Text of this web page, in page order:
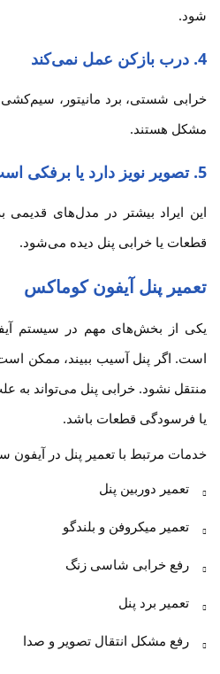
شود.
4. درب بازکن عمل نمی‌کند
خرابی شستی، برد مانیتور، سیم‌کشی
مشکل هستند.
5. تصویر نویز دارد یا برفکی است
این ایراد بیشتر در مدل‌های قدیمی
قطعات یا خرابی پنل دیده می‌شود.
تعمیر پنل آیفون کوماکس
یکی از بخش‌های مهم در سیستم
است. اگر پنل آسیب ببیند، ممکن
منتقل نشود. خرابی پنل می‌تواند به
یا فرسودگی قطعات باشد.
خدمات مرتبط با تعمیر پنل در آیفون
تعمیر دوربین پنل
تعمیر میکروفن و بلندگو
رفع خرابی شاسی زنگ
تعمیر برد پنل
رفع مشکل انتقال تصویر و صدا